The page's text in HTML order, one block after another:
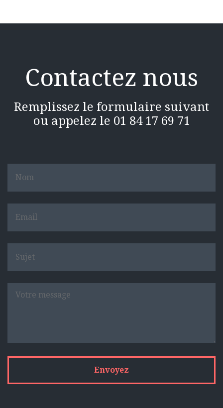
Contactez nous
Remplissez le formulaire suivant
ou appelez le 01 84 17 69 71